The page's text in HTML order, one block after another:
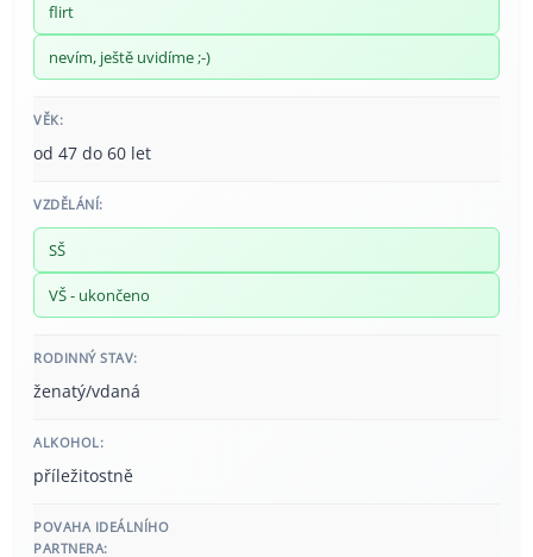
flirt
nevím, ještě uvidíme ;-)
VĚK:
od 47 do 60 let
VZDĚLÁNÍ:
SŠ
VŠ - ukončeno
RODINNÝ STAV:
ženatý/vdaná
ALKOHOL:
příležitostně
POVAHA IDEÁLNÍHO
PARTNERA: